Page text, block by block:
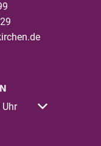
oder Schließzeiten
Uhr